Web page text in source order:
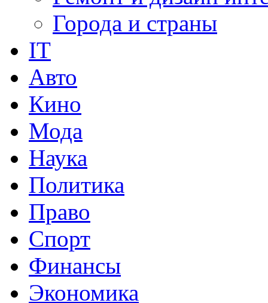
Города и страны
IT
Авто
Кино
Мода
Наука
Политика
Право
Спорт
Финансы
Экономика